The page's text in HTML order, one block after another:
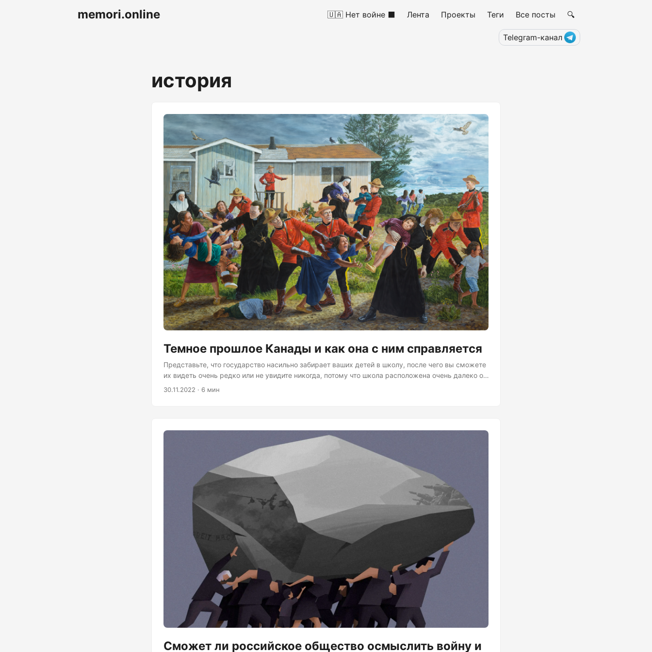
memori.online 🇺🇦 Нет войне ⬛ Лента Проекты Теги Все посты 🔍
Telegram-канал
история
Темное прошлое Канады и как она с ним справляется
Представьте, что государство насильно забирает ваших детей в школу, после чего вы сможете
их видеть очень редко или не увидите никогда, потому что школа расположена очень далеко от
того, где вы живете. Там они будут работать, подвергаться физическому, ментальному и
30.11.2022 · 6 мин
Сможет ли российское общество осмыслить войну и